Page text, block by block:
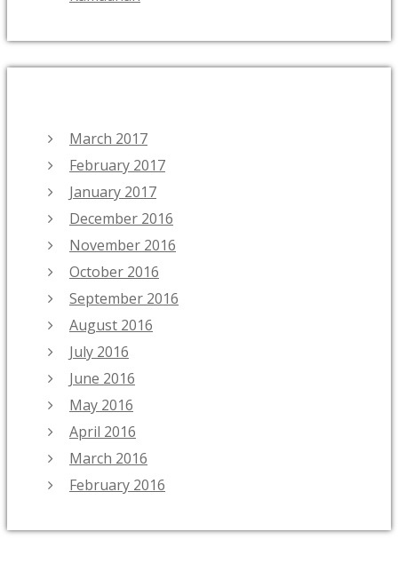
March 2017
February 2017
January 2017
December 2016
November 2016
October 2016
September 2016
August 2016
July 2016
June 2016
May 2016
April 2016
March 2016
February 2016